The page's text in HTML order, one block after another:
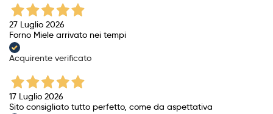
27 Luglio 2026
Forno Miele arrivato nei tempi
Acquirente verificato
17 Luglio 2026
Sito consigliato tutto perfetto, come da aspettativa